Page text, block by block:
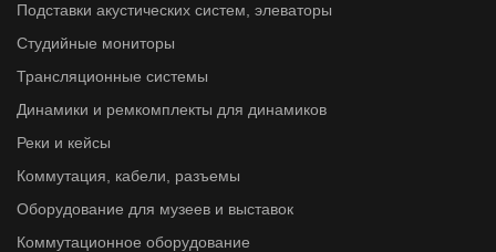
Подставки акустических систем, элеваторы
Студийные мониторы
Трансляционные системы
Динамики и ремкомплекты для динамиков
Реки и кейсы
Коммутация, кабели, разъемы
Оборудование для музеев и выставок
Коммутационное оборудование